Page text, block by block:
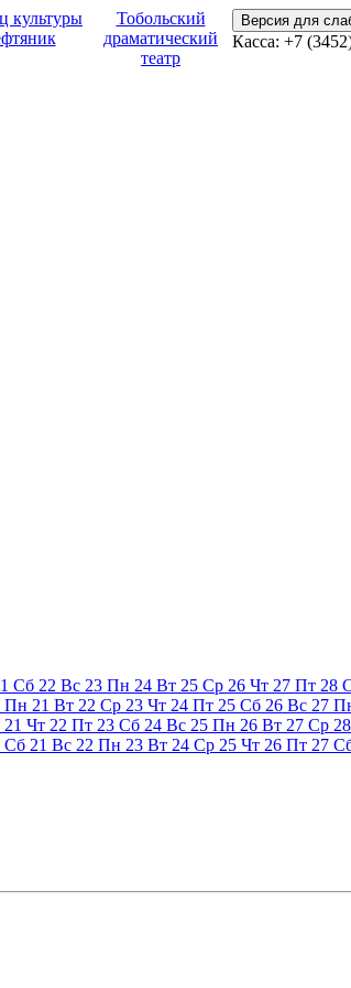
культуры
Тобольский
драматический
театр
Версия для
Касса: +7
Сб 22 Вс 23 Пн 24 Вт 25 Ср 26 Чт 27 Пт 28
Пн 21 Вт 22 Ср 23 Чт 24 Пт 25 Сб 26 Вс 27
21 Чт 22 Пт 23 Сб 24 Вс 25 Пн 26 Вт 27 Ср 28
Сб 21 Вс 22 Пн 23 Вт 24 Ср 25 Чт 26 Пт 27